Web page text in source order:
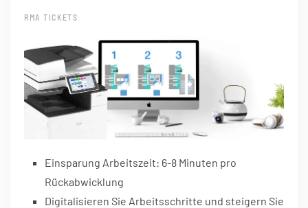
RMA TICKETS
Einsparung Arbeitszeit: 6-8 Minuten pro
Rückabwicklung
Digitalisieren Sie Arbeitsschritte und steigern Sie